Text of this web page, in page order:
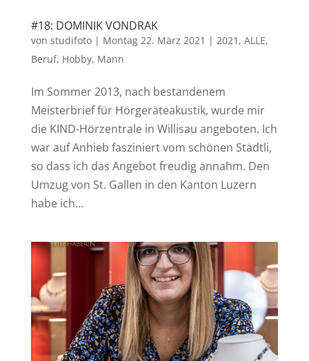
#18: DOMINIK VONDRAK
von studifoto| Montag 22. März 2021 | 2021 , ALLE,
Beruf, Hobby, Mann
Im Sommer 2013, nach bestandenem
Meisterbrief für Hörgeräteakustik, wurde mir
die KIND-Hörzentrale in Willisau angeboten. Ich
war auf Anhieb fasziniert vom schönen Städtli,
so dass ich das Angebot freudig annahm. Den
Umzug von St. Gallen in den Kanton Luzern
habe ich...